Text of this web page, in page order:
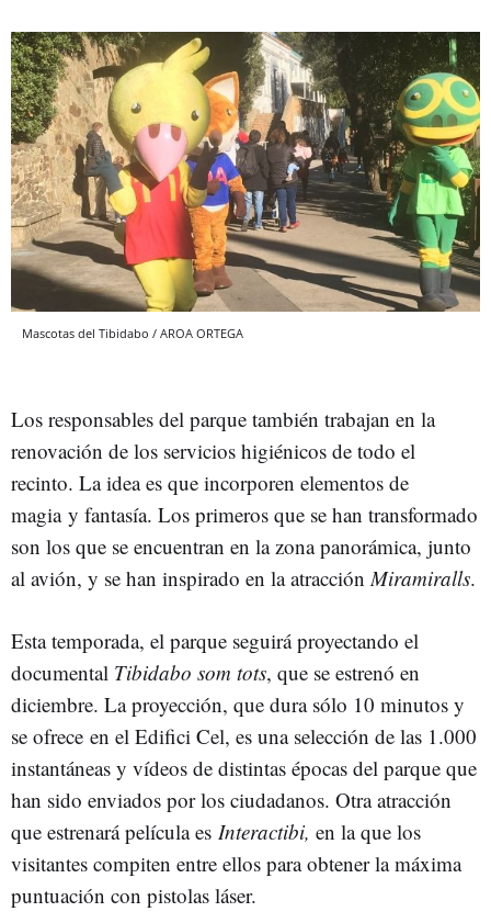
Mascotas del Tibidabo / AROA ORTEGA
Los responsables del parque también trabajan en la
renovación de los servicios higiénicos de todo el
recinto. La idea es que incorporen elementos de
magia y fantasía. Los primeros que se han transformado
son los que se encuentran en la zona panorámica, junto
al avión, y se han inspirado en la atracciónMiramiralls.
Esta temporada, el parque seguirá proyectando el
documental Tibidabo som tots, que se estrenó en
diciembre. La proyección, que dura sólo 10 minutos y
se ofrece en el Edifici Cel, es una selección de las 1.000
instantáneas y vídeos de distintas épocas del parque que
han sido enviados por los ciudadanos. Otra atracción
que estrenará película es Interactibi, en la que los
visitantes compiten entre ellos para obtener la máxima
puntuación con pistolas láser.